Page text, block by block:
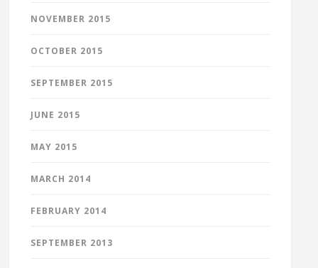
NOVEMBER 2015
OCTOBER 2015
SEPTEMBER 2015
JUNE 2015
MAY 2015
MARCH 2014
FEBRUARY 2014
SEPTEMBER 2013